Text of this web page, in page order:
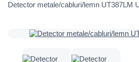
Detector metale/cabluri/lemn UT387LM